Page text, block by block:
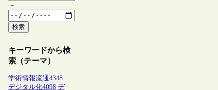
～
検索
キーワードから検
索（テーマ）
学術情報流通4348
デジタル化4098 デ